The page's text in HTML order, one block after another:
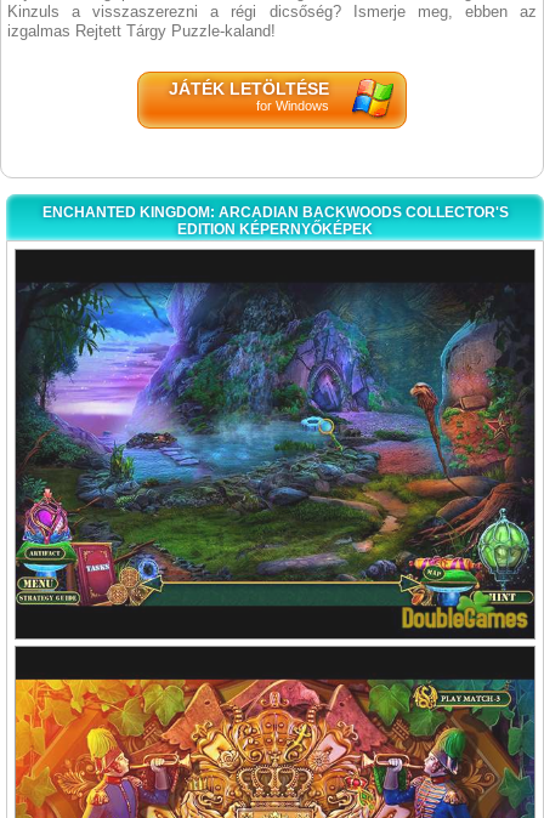
Kinzuls a visszaszerezni a régi dicsőség? Ismerje meg, ebben az
izgalmas Rejtett Tárgy Puzzle-kaland!
JÁTÉK LETÖLTÉSE
for Windows
ENCHANTED KINGDOM: ARCADIAN BACKWOODS COLLECTOR'S
EDITION KÉPERNYŐKÉPEK